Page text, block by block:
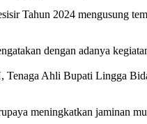
Tahun 2024 mengusung
dengan adanya
Tenaga Ahli Bupati Lingga
meningkatkan jaminan